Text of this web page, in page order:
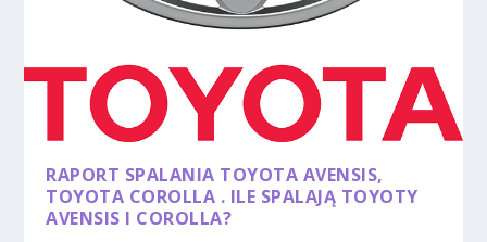
RAPORT SPALANIA TOYOTA AVENSIS,
TOYOTA COROLLA . ILE SPALAJĄ TOYOTY
AVENSIS I COROLLA?